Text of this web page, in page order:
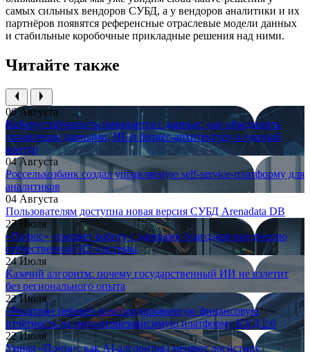
самых сильных вендоров СУБД, а у вендоров аналитики и их
партнёров появятся референсные отраслевые модели данных
и стабильные коробочные прикладные решения над ними.
Читайте также
06 Августа
Киберустойчивость начинается с данных: как объединить
управление данными, ИБ и бизнес-архитектуру в единый
контур
04 Августа
Россельхозбанк создал управляемую self-service-платформу для
аналитиков
04 Августа
Пользователям доступна новая версия СУБД Arenadata DB
27 Июля
«Полюс» ускоряет работу с данными благодаря внедрению
отечественной ИТ-системы
24 Июля
Казачий алгоритм: почему государственный ИИ не взлетит
без регионального опыта
22 Июля
«Росатом» перевёл консолидированную финансовую
отчётность на импортонезависимую платформу КХД 2.0
22 Июля
Умная «Почта»: как AI-алгоритмы меняют логистику